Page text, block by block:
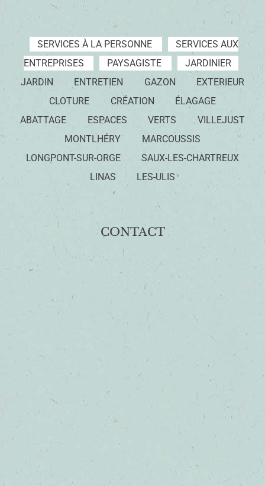
SERVICES À LA PERSONNE
SERVICES AUX
ENTREPRISES
PAYSAGISTE
JARDINIER
JARDIN
ENTRETIEN GAZON
EXTERIEUR
CLOTURE
CRÉATION
ÉLAGAGE
ABATTAGE
ESPACES VERTS
VILLEJUST
MONTLHÉRY
MARCOUSSIS
LONGPONT-SUR-ORGE
SAUX-LES-CHARTREUX
LINAS
LES-ULIS
CONTACT